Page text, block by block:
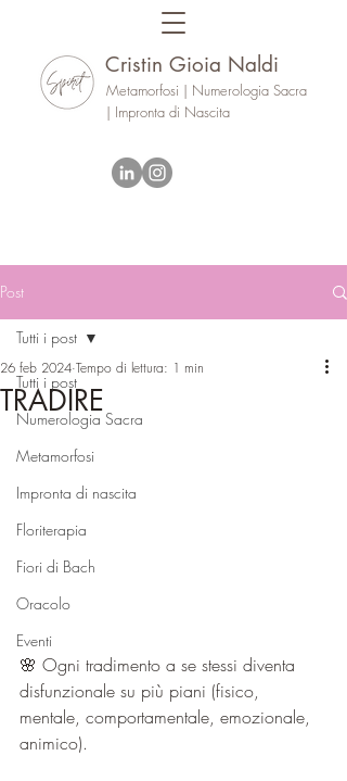
Cristin Gioia Naldi
Metamorfosi | Numerologia Sacra
| Impronta di Nascita
Post
Tutti i post
Numerologia Sacra
Metamorfosi
Impronta di nascita
Floriterapia
Fiori di Bach
Oracolo
Eventi
Tutti i post
TRADIRE
26 feb 2024 Tempo di lettura: 1 min
🌸 Ogni tradimento a se stessi diventa
disfunzionale su più piani (fisico,
mentale, comportamentale, emozionale,
animico).